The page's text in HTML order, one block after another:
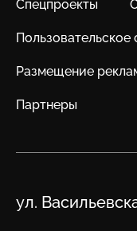
Спецпроекты
Пользовательское
Размещение
Партнеры
Адрес
ул.